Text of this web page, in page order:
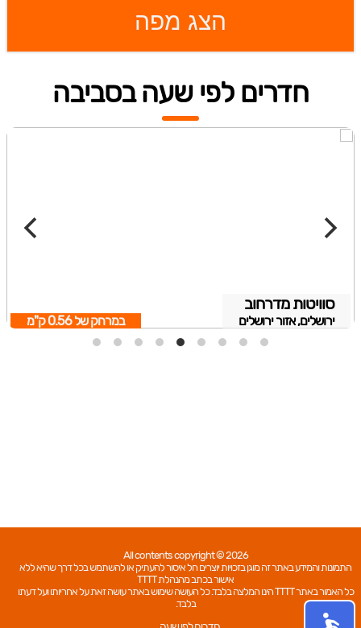
הצג מפה
חדרים לפי שעה בסביבה
סוויטות מדרחוב
ירושלים, אזור ירושלים במרחק של 0.56 ק"מ
All contents copyright © 2026
התמונות והמידע באתר זה מוגן בזכויות יוצרים חל איסור להעתיק או להשתמש בכל דרך שהיא ללא
אישור בכתב מהנהלת TTTT
כל האמור באתר TTTT הינו המלצה בלבד. כל העושה שימוש באתר עושה זאת על אחריותו ועל דעתו
בלבד.